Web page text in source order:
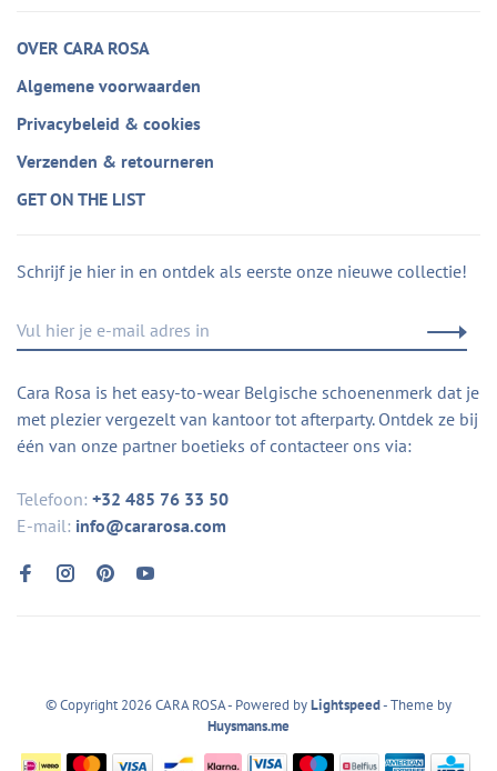
OVER CARA ROSA
Algemene voorwaarden
Privacybeleid & cookies
Verzenden & retourneren
GET ON THE LIST
Schrijf je hier in en ontdek als eerste onze nieuwe collectie!
Cara Rosa is het easy-to-wear Belgische schoenenmerk dat je
met plezier vergezelt van kantoor tot afterparty. Ontdek ze bij
één van onze partner boetieks of contacteer ons via:
Telefoon: +32 485 76 33 50
E-mail: info@cararosa.com
© Copyright 2026 CARA ROSA- Powered byLightspeed- Theme by
Huysmans.me